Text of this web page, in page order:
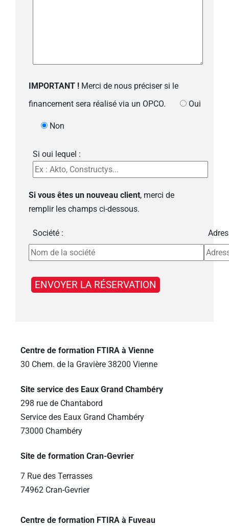
IMPORTANT ! Merci de nous préciser si le
financement sera réalisé via un OPCO.
Oui
Non
Si oui lequel :
Si vous êtes un nouveau client, merci de
remplir les champs ci-dessous.
Société :
Centre de formation FTIRA à Vienne
30 Chem. de la Gravière 38200 Vienne
Site service des Eaux Grand Chambéry
298 rue de Chantabord
Service des Eaux Grand Chambéry
73000 Chambéry
Site de formation Cran-Gevrier
7 Rue des Terrasses
74962 Cran-Gevrier
Centre de formation FTIRA à Fuveau